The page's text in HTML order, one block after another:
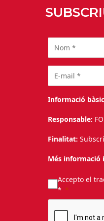
Informació
Responsable:
Finalitat:
Més informació
Accepto el
*